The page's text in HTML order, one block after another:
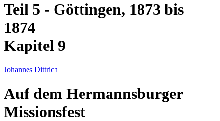
Teil 5 - Göttingen, 1873 bis
1874
Kapitel 9
Johannes Dittrich
Auf dem Hermannsburger
Missionsfest